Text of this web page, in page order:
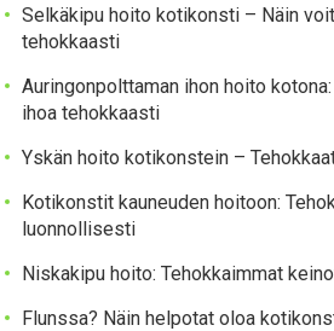
Selkäkipu hoito kotikonsti – Näin
tehokkaasti
Auringonpolttaman ihon hoito
ihoa tehokkaasti
Yskän hoito kotikonstein –
Kotikonstit kauneuden hoitoon:
luonnollisesti
Niskakipu hoito: Tehokkaimmat
Flunssa? Näin helpotat oloa